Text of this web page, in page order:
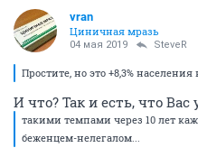
vran
Циничная мразь
04 мая 2019 SteveR
Простите, но это +8,3% населения
И что? Так и есть, что Вас
такими темпами через 10 лет
беженцем-нелегалом...